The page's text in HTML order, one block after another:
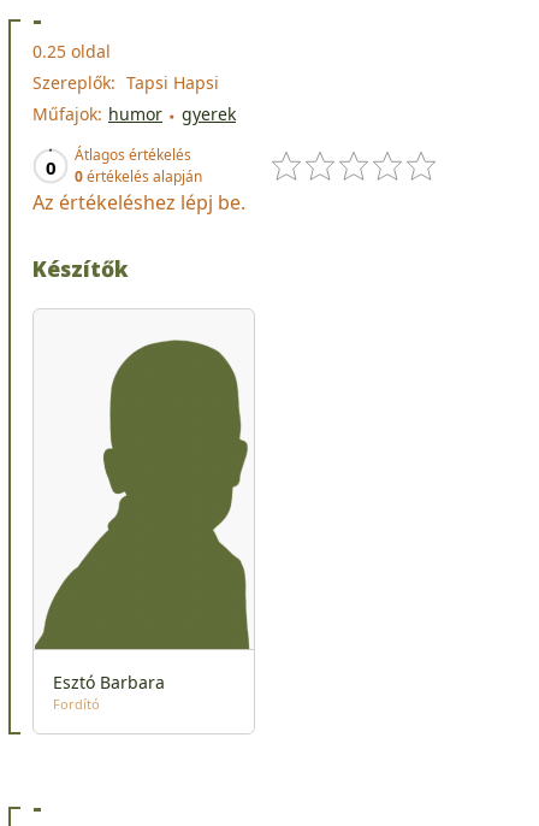
-
0.25 oldal
Szereplők: Tapsi Hapsi
Műfajok: humor gyerek
0
Átlagos értékelés
0értékelés alapján
Az értékeléshez lépj be.
Készítők
Esztó Barbara
Fordító
-